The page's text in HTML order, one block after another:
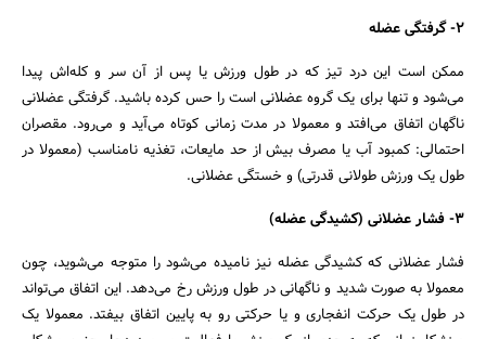
۲- گرفتگی عضله
ممکن است این درد تیز که در طول ورزش یا پس از آن سر و کله‌اش پیدا
می‌شود و تنها برای یک گروه عضلانی است را حس کرده باشید. گرفتگی عضلانی
ناگهان اتفاق می‌افتد و معمولا در مدت زمانی کوتاه می‌آید و می‌رود. مقصران
احتمالی: کمبود آب یا مصرف بیش از حد مایعات، تغذیه نامناسب (معمولا در
طول یک ورزش طولانی قدرتی) و خستگی عضلانی.
۳- فشار عضلانی (کشیدگی عضله)
فشار عضلانی که کشیدگی عضله نیز نامیده می‌شود را متوجه می‌شوید، چون
معمولا به صورت شدید و ناگهانی در طول ورزش رخ می‌دهد. این اتفاق می‌تواند
در طول یک حرکت انفجاری و یا حرکتی رو به پایین اتفاق بیفتد. معمولا یک